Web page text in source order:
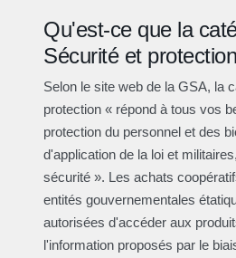
Qu'est-ce que la
Sécurité et
Selon le site web de la GSA, la
protection « répond à tous vos
protection du personnel et des
d'application de la loi et
sécurité ». Les achats
entités gouvernementales
autorisées d'accéder aux
l'information proposés par le